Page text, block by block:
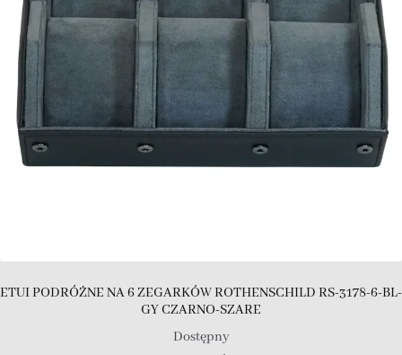
ETUI PODRÓŻNE NA 6 ZEGARKÓW ROTHENSCHILD RS-3178-6-BL-
GY CZARNO-SZARE
Dostępny